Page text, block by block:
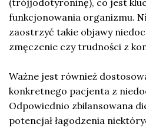
funkcjonowania organizmu.
zaostrzyć takie objawy
zmęczenie czy trudności z
Ważne jest również
konkretnego pacjenta z
Odpowiednio zbilansowana
potencjał łagodzenia